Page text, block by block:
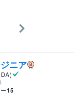
ニア
15